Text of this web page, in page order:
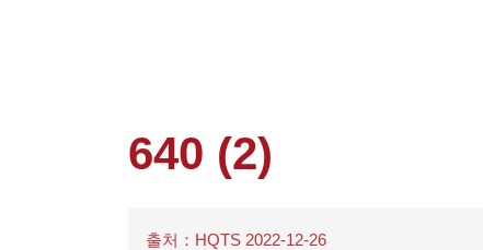
640 (2)
출처：HQTS 2022-12-26